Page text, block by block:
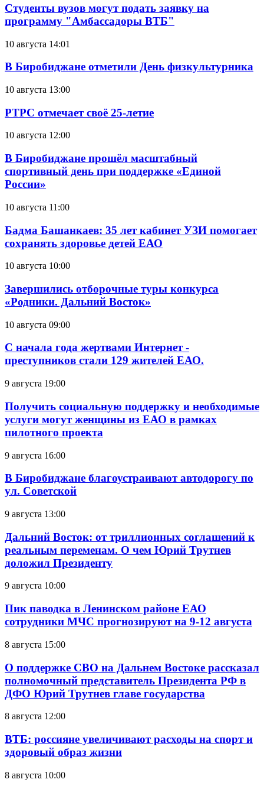
Студенты вузов могут подать заявку на
программу "Амбассадоры ВТБ"
10 августа 14:01
В Биробиджане отметили День физкультурника
10 августа 13:00
РТРС отмечает своё 25-летие
10 августа 12:00
В Биробиджане прошёл масштабный
спортивный день при поддержке «Единой
России»
10 августа 11:00
Бадма Башанкаев: 35 лет кабинет УЗИ помогает
сохранять здоровье детей ЕАО
10 августа 10:00
Завершились отборочные туры конкурса
«Родники. Дальний Восток»
10 августа 09:00
С начала года жертвами Интернет -
преступников стали 129 жителей ЕАО.
9 августа 19:00
Получить социальную поддержку и необходимые
услуги могут женщины из ЕАО в рамках
пилотного проекта
9 августа 16:00
В Биробиджане благоустраивают автодорогу по
ул. Советской
9 августа 13:00
Дальний Восток: от триллионных соглашений к
реальным переменам. О чем Юрий Трутнев
доложил Президенту
9 августа 10:00
Пик паводка в Ленинском районе ЕАО
сотрудники МЧС прогнозируют на 9-12 августа
8 августа 15:00
О поддержке СВО на Дальнем Востоке рассказал
полномочный представитель Президента РФ в
ДФО Юрий Трутнев главе государства
8 августа 12:00
ВТБ: россияне увеличивают расходы на спорт и
здоровый образ жизни
8 августа 10:00